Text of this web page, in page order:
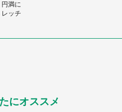
満に
ッチ
にオススメ